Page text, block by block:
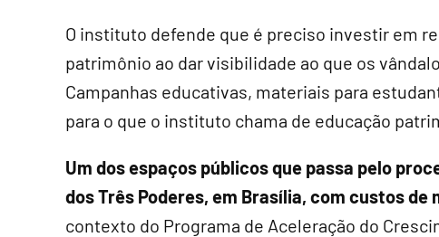
O instituto defende que é preciso investir em
patrimônio ao dar visibilidade ao que os
Campanhas educativas, materiais para
para o que o instituto chama de educação
Um dos espaços públicos que passa pelo
dos Três Poderes, em Brasília, com custos de
contexto do Programa de Aceleração do